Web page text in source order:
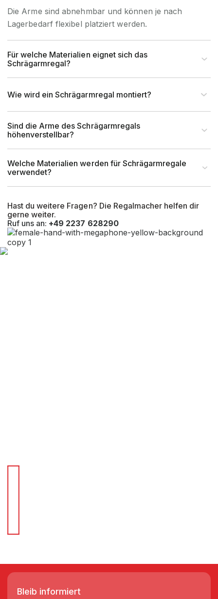
Staplerbedienung geeignet
Montageart Schraubbar
Anlieferart
UV-Beständigkeit
Hast du weitere Fragen? Die Regalmacher helfen dir
gerne weiter.
Ruf uns an: +49 2237 628290
Die Arme sind abnehmbar und können je nach
Lagerbedarf flexibel platziert werden.
Für welche Materialien eignet sich das
Schrägarmregal?
Wie wird ein Schrägarmregal montiert?
Sind die Arme des Schrägarmregals
höhenverstellbar?
Welche Materialien werden für Schrägarmregale
verwendet?
Bleib informiert